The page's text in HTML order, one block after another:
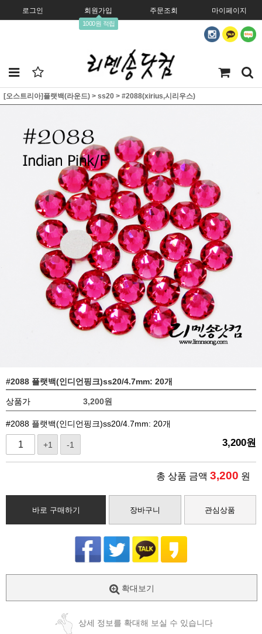
로그인 회원가입
1000원 적립
주문조회 마이페이지
[오스트리아]플랫백(라운드) > ss20 > #2088(xirius,시리우스)
#2088 플랫백(인디언핑크)ss20/4.7mm: 20개
상품가 3,200원
#2088 플랫백(인디언핑크)ss20/4.7mm: 20개
+1 -1 3,200원
총 상품 금액 3,200 원
바로 구매하기 장바구니 관심상품
확대보기
상세 정보를 확대해 보실 수 있습니다